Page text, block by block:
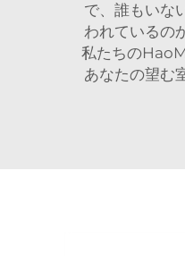
で、誰もいな
われているの
私たちの
あなたの望む